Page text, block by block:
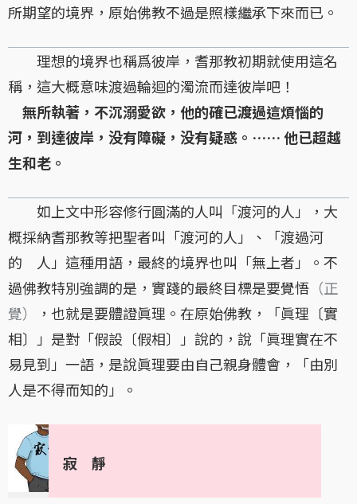
所期望的境界，原始佛教不過是照樣繼承下來而已。
理想的境界也稱爲彼岸，耆那教初期就使用這名
稱，這大概意味渡過輪迴的濁流而達彼岸吧！
無所執著，不沉溺愛欲，他的確已渡過這煩惱的
河，到達彼岸，没有障礙，没有疑惑。…… 他已超越
生和老。
如上文中形容修行圓滿的人叫「渡河的人」，大
概採納耆那教等把聖者叫「渡河的人」、「渡過河
的 人」這種用語，最終的境界也叫「無上者」。不
過佛教特別強調的是，實踐的最終目標是要覺悟 （正
覺）
，也就是要體證眞理。在原始佛教，「眞理〔實
相〕」是對「假設〔假相〕」說的，說「眞理實在不
易見到」一語，是說眞理要由自己親身體會，「由別
人是不得而知的」。
寂 靜